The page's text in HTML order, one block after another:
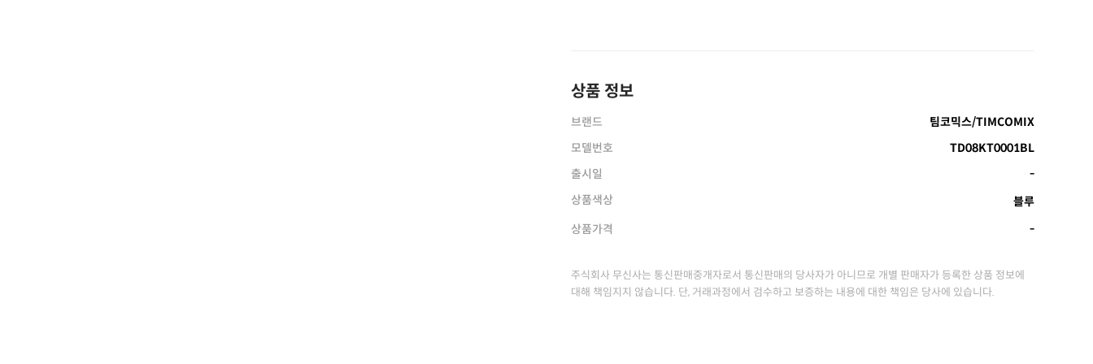
상품 정보
브랜드
팀코믹스/TIMCOMIX
모델번호
TD08KT0001BL
출시일
-
상품색상
블루
상품가격
-
주식회사 무신사는 통신판매중개자로서 통신판매의 당사자가 아니므로 개별 판매자가 등록한 상품 정보에
대해 책임지지 않습니다. 단, 거래과정에서 검수하고 보증하는 내용에 대한 책임은 당사에 있습니다.